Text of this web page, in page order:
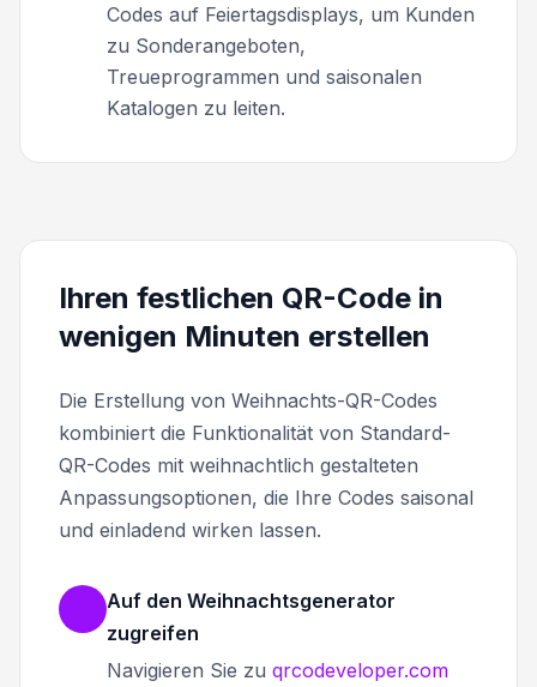
Codes auf Feiertagsdisplays, um Kunden
zu Sonderangeboten,
Treueprogrammen und saisonalen
Katalogen zu leiten.
Ihren festlichen QR-Code in
wenigen Minuten erstellen
Die Erstellung von Weihnachts-QR-Codes
kombiniert die Funktionalität von Standard-
QR-Codes mit weihnachtlich gestalteten
Anpassungsoptionen, die Ihre Codes saisonal
und einladend wirken lassen.
Auf den Weihnachtsgenerator
zugreifen
Navigieren Sie zu qrcodeveloper.com